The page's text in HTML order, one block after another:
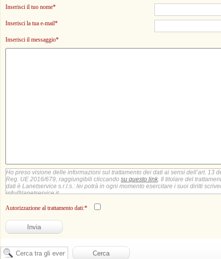
Inserisci il tuo nome*
Inserisci la tua e-mail*
Inserisci il messaggio*
Ho preso visione delle informazioni sul trattamento dei dati ai sensi dell’art. 13
Reg. UE 2016/679, raggiungibili cliccando su questo link. Il titolare del
dati è Lanetservice s.r.l.s.: lei potrà in ogni momento esercitare i suoi diritti
info@lanetservice.it
Autorizzazione al trattamento dati:*